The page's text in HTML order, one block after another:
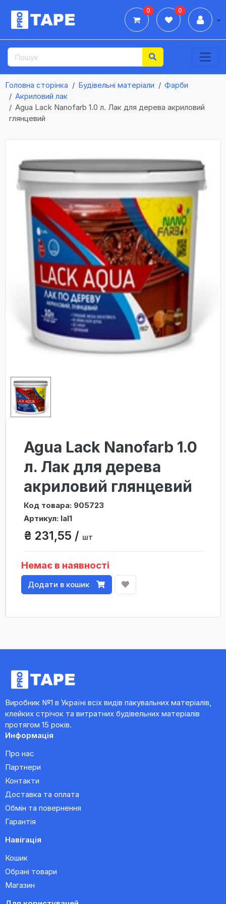
0 0
Головна сторінка Будівельні матеріали
Фарби
Акриловий лак
Agua Lack Nanofarb 1.0 л. Лак для дерева акриловий
глянцевий
Agua Lack Nanofarb 1.0
л. Лак для дерева
акриловий глянцевий
Код товара: 905723
Артикул: lal1
₴ 231,55 / шт
Немає в наявності
Додати в кошик
Виробник №1 в Україні всіх видів пакувальних матеріалів,
клейких стрічок та витратних будівельних матеріалів
протягом 15 років.
Информація
Про нас
Партнери
Контакти
Доставка та оплата
Обмін та повернення
Гарантія
Навігація
Кошик
Обрані товари
Магазин